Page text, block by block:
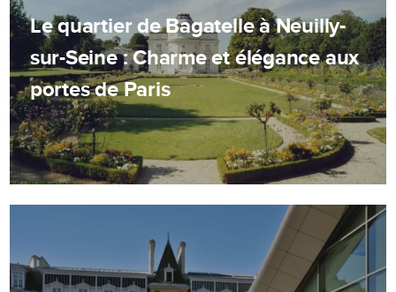
Le quartier de Bagatelle à Neuilly-
sur-Seine : Charme et élégance aux
portes de Paris